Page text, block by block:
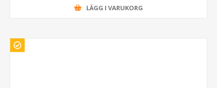
LÄGG I VARUKORG